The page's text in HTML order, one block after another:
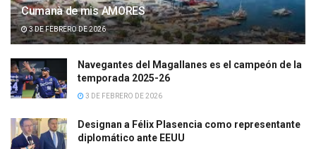
Cumanà de mis AMORES
3 DE FEBRERO DE 2026
Navegantes del Magallanes es el campeón de la
temporada 2025-26
3 DE FEBRERO DE 2026
Designan a Félix Plasencia como representante
diplomático ante EEUU